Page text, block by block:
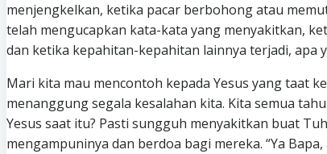
menjengkelkan, ketika pacar berbohong atau
telah mengucapkan kata-kata yang menyakitkan,
dan ketika kepahitan-kepahitan lainnya terjadi, apa
Mari kita mau mencontoh kepada Yesus yang taat
menanggung segala kesalahan kita. Kita semua
Yesus saat itu? Pasti sungguh menyakitkan buat
mengampuninya dan berdoa bagi mereka. “Ya